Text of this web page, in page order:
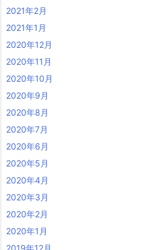
2021年2月
2021年1月
2020年12月
2020年11月
2020年10月
2020年9月
2020年8月
2020年7月
2020年6月
2020年5月
2020年4月
2020年3月
2020年2月
2020年1月